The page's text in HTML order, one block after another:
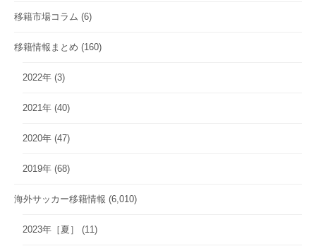
移籍市場コラム (6)
移籍情報まとめ (160)
2022年 (3)
2021年 (40)
2020年 (47)
2019年 (68)
海外サッカー移籍情報 (6,010)
2023年［夏］ (11)